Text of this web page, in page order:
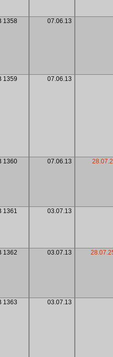
1358 07.06.13
1359 07.06.13
1360 07.06.13
1361 03.07.13
1362 03.07.13
1363 03.07.13